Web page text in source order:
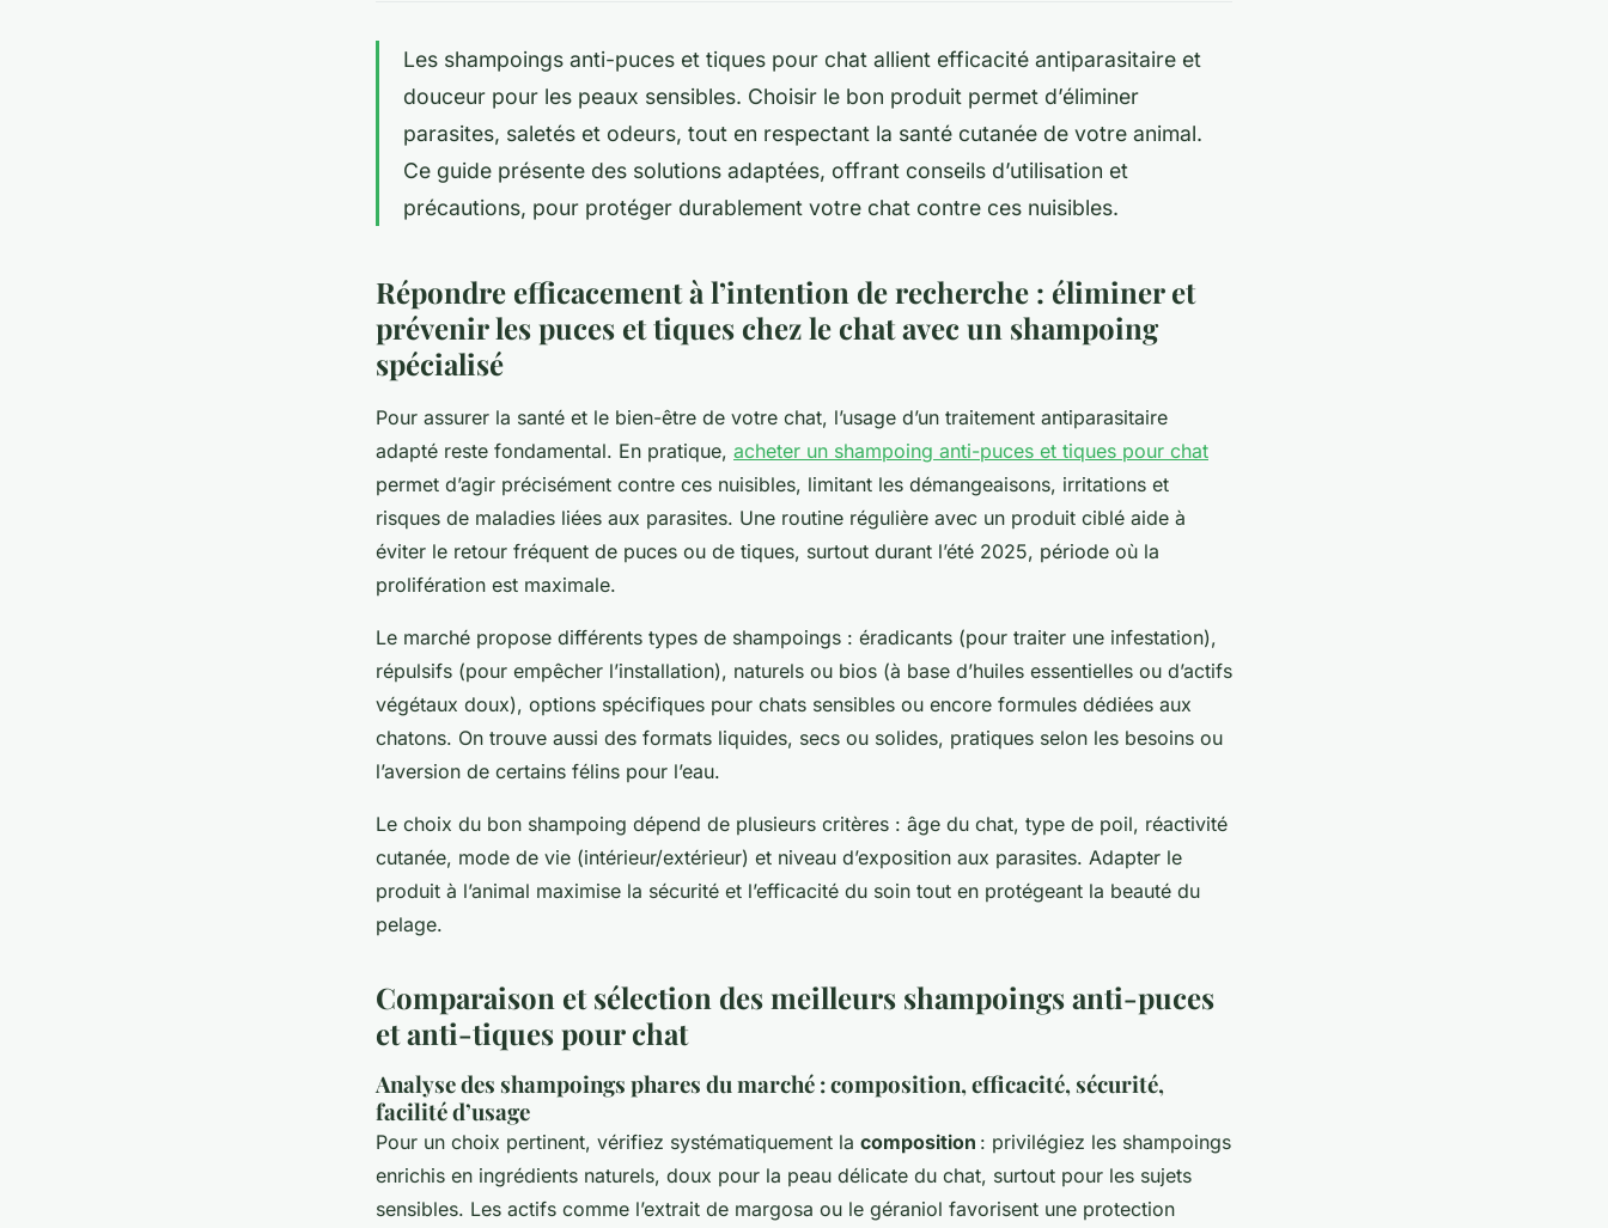
Les shampoings anti-puces et tiques pour chat allient efficacité antiparasitaire et
douceur pour les peaux sensibles. Choisir le bon produit permet d’éliminer
parasites, saletés et odeurs, tout en respectant la santé cutanée de votre animal.
Ce guide présente des solutions adaptées, offrant conseils d’utilisation et
précautions, pour protéger durablement votre chat contre ces nuisibles.
Répondre efficacement à l’intention de recherche : éliminer et
prévenir les puces et tiques chez le chat avec un shampoing
spécialisé
Pour assurer la santé et le bien-être de votre chat, l’usage d’un traitement antiparasitaire
adapté reste fondamental. En pratique, acheter un shampoing anti-puces et tiques pour chat
permet d’agir précisément contre ces nuisibles, limitant les démangeaisons, irritations et
risques de maladies liées aux parasites. Une routine régulière avec un produit ciblé aide à
éviter le retour fréquent de puces ou de tiques, surtout durant l’été 2025, période où la
prolifération est maximale.
Le marché propose différents types de shampoings : éradicants (pour traiter une infestation),
répulsifs (pour empêcher l’installation), naturels ou bios (à base d’huiles essentielles ou d’actifs
végétaux doux), options spécifiques pour chats sensibles ou encore formules dédiées aux
chatons. On trouve aussi des formats liquides, secs ou solides, pratiques selon les besoins ou
l’aversion de certains félins pour l’eau.
Le choix du bon shampoing dépend de plusieurs critères : âge du chat, type de poil, réactivité
cutanée, mode de vie (intérieur/extérieur) et niveau d’exposition aux parasites. Adapter le
produit à l’animal maximise la sécurité et l’efficacité du soin tout en protégeant la beauté du
pelage.
Comparaison et sélection des meilleurs shampoings anti-puces
et anti-tiques pour chat
Analyse des shampoings phares du marché : composition, efficacité, sécurité,
facilité d’usage
Pour un choix pertinent, vérifiez systématiquement la composition : privilégiez les shampoings
enrichis en ingrédients naturels, doux pour la peau délicate du chat, surtout pour les sujets
sensibles. Les actifs comme l’extrait de margosa ou le géraniol favorisent une protection